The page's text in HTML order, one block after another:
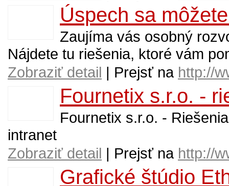
Úspech sa
Zaujíma vás osobný
Nájdete tu riešenia, ktoré vám
Zobraziť detail | Prejsť na http://
Fournetix s.r.o. -
Fournetix s.r.o. -
intranet
Zobraziť detail | Prejsť na http://
Grafické štúdio